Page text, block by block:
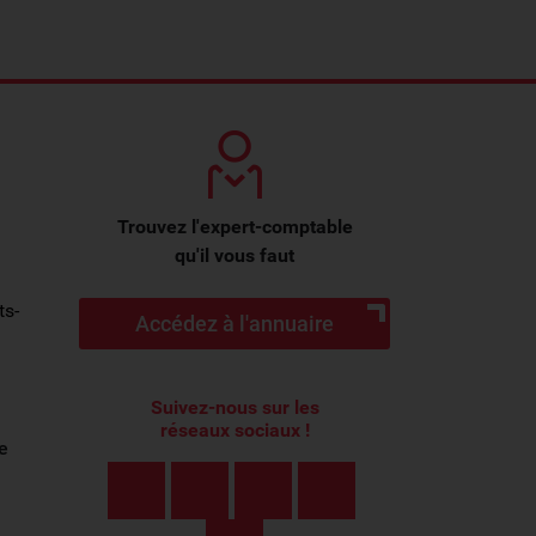
Trouvez l'expert-comptable
qu'il vous faut
Accédez à l'annuaire
Suivez-nous sur les
réseaux sociaux !